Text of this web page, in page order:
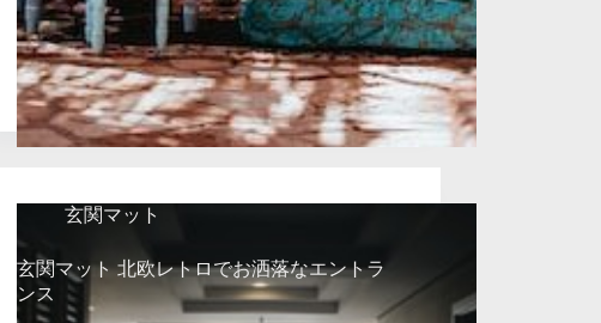
玄関マット
玄関マット 北欧レトロでお洒落なエントラ
ンス